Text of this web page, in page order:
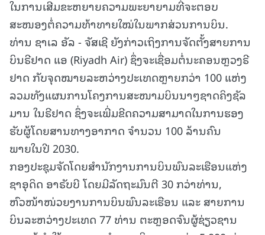
ໃນການເສີມຂະຫຍາຍຄວາມພະຍາຍາມທີ່ຈະຕອບ
ສະໜອງຕໍ່ຄວາມທ້າທາຍໃໝ່ໃນພາກສ່ວນການບິນ.
ທ່ານ ຊາເລ ອັລ - ຈັສເຊີ ຍັງກ່າວເຖິງການຈັດຕັ້ງສາຍການ
ບິນຣີຢາດ ແອ (Riyadh Air) ຊຶ່ງຈະເຊື່ອມຕໍ່ນະຄອນຫຼວງຣີ
ຢາດ ກັບຈຸດໝາຍລະຫວ່າງປະເທດຫຼາຍກວ່າ 100 ແຫ່ງ
ລວມທັງແຜນການໂຄງການສະໜາມບິນນາໆຊາດຄິງຊັລ
ມານ ໃນຣີຢາດ ຊຶ່ງຈະເພີ່ມຂີດຄວາມສາມາດໃນການຮອງ
ຮັບຜູ້ໂດຍສານທາງອາກາດ ຈຳນວນ 100 ລ້ານຄົນ
ພາຍໃນປີ 2030.
ກອງປະຊຸມຈັດໂດຍສຳນັກງານການບິນພົນລະເຮືອນແຫ່ງ
ຊາອຸດິດ ອາຣັບບີ ໂດຍມີລັດຖະມົນຕີ 30 ກວ່າທ່ານ,
ຫົວໜ້າໜ່ວຍງານການບິນພົນລະເຮືອນ ແລະ ສາຍການ
ບິນລະຫວ່າງປະເທດ 77 ທ່ານ ຕະຫຼອດຈົນຜູ້ຊ່ຽວຊານ